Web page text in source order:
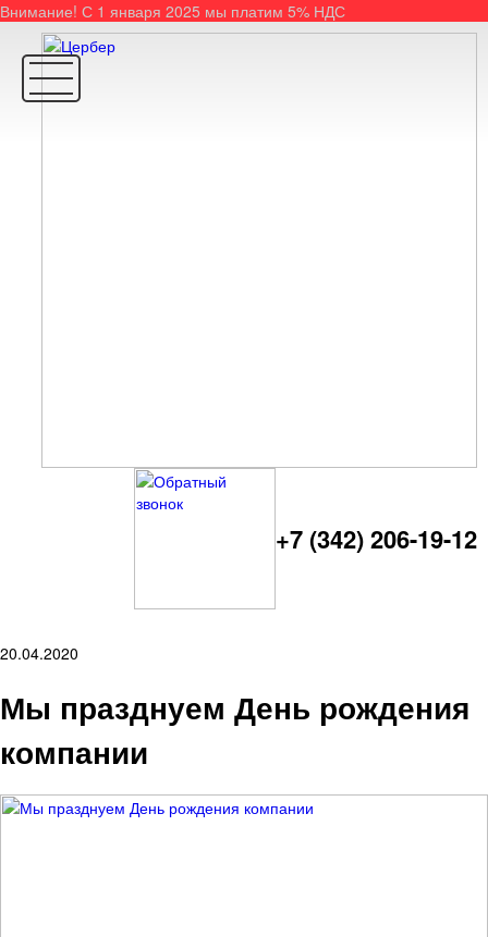
Внимание! С 1 января 2025 мы платим 5% НДС
+7 (342) 206-19-12
20.04.2020
Мы празднуем День рождения
компании